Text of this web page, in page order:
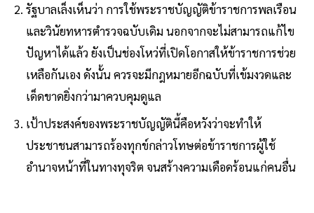
รัฐบาลเล็งเห็นว่า การใช้พระราชบัญญัติข้าราชการพลเรือน
และวินัยทหารตำรวจฉบับเดิม นอกจากจะไม่สามารถแก้ไข
ปัญหาได้แล้ว ยังเป็นช่องโหว่ที่เปิดโอกาสให้ข้าราชการช่วย
เหลือกันเอง ดังนั้น ควรจะมีกฎหมายอีกฉบับที่เข้มงวดและ
เด็ดขาดยิ่งกว่ามาควบคุมดูแล
เป้าประสงค์ของพระราชบัญญัตินี้คือหวังว่าจะทำให้
ประชาชนสามารถร้องทุกข์กล่าวโทษต่อข้าราชการผู้ใช้
อำนาจหน้าที่ในทางทุจริต จนสร้างความเดือดร้อนแก่คนอื่น